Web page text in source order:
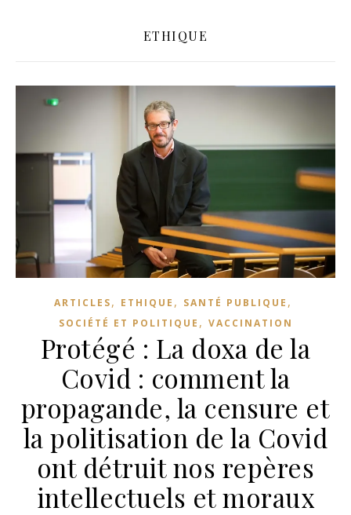
ETHIQUE
ARTICLES, ETHIQUE , SANTÉ PUBLIQUE ,
SOCIÉTÉ ET POLITIQUE , VACCINATION
Protégé : La doxa de la
Covid : comment la
propagande, la censure et
la politisation de la Covid
ont détruit nos repères
intellectuels et moraux